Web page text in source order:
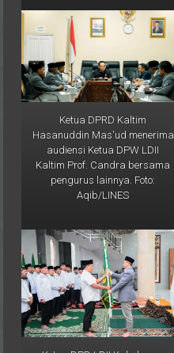
Ketua DPRD Kaltim
Hasanuddin Mas'ud menerima
audiensi Ketua DPW LDII
Kaltim Prof. Candra bersama
pengurus lainnya. Foto:
Aqib/LINES